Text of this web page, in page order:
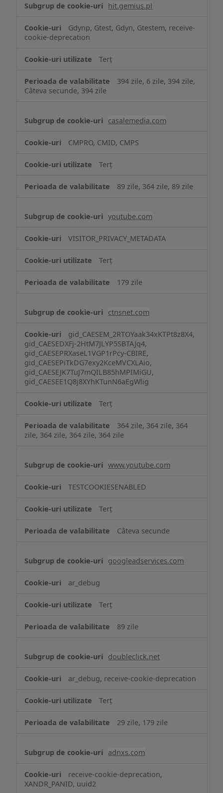
hit.gemius.pl
Gdynp, Gtest, Gdyn, Gtestem, receive-
cookie-deprecation
Terț
394 zile, 6 zile, 394 zile,
Câteva secunde, 394 zile
casalemedia.com
CMPRO, CMID, CMPS
Terț
89 zile, 364 zile, 89 zile
youtube.com
VISITOR_PRIVACY_METADATA
Terț
179 zile
ctnsnet.com
gid_CAESEM_2RTOYaak34xKTPt8z8X4,
gid_CAESEDXFj-2HtM7JLYP5SBTAJq4,
gid_CAESEPRXaseL1VGP1rPcy-CBIRE,
gid_CAESEPiTkDG7exy2KceMVCXLAio,
gid_CAESEJK7TuJ7mQILB85hMPIMiGU,
gid_CAESEE1Q8j8XYhKTunN6aEgWlig
Terț
364 zile, 364 zile, 364
zile, 364 zile, 364 zile, 364 zile
www.youtube.com
TESTCOOKIESENABLED
Terț
Câteva secunde
googleadservices.com
ar_debug
Terț
89 zile
doubleclick.net
ar_debug, receive-cookie-deprecation
Terț
29 zile, 179 zile
adnxs.com
receive-cookie-deprecation,
XANDR_PANID, uuid2